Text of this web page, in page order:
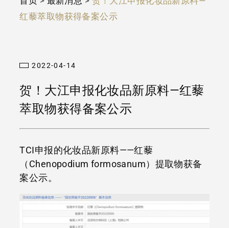
红藜萃取物获得备案公示
2022-04-14
贺！大江申报化妆品新原料—红藜
萃取物获得备案公示
TCI申报的化妆品新原料——红藜
（Chenopodium formosanum）提取物获备
案公示。